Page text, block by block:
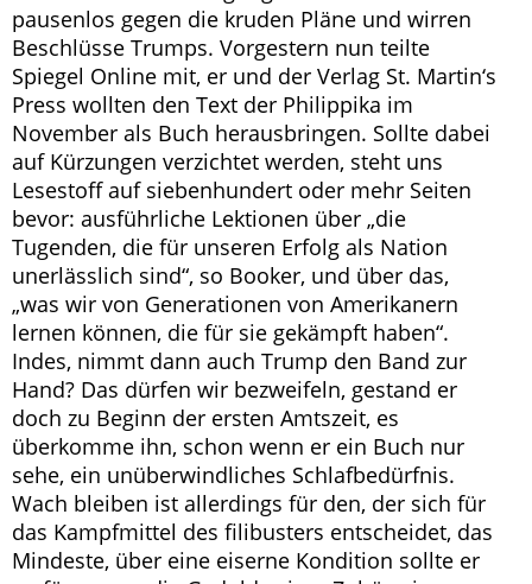
pausenlos gegen die kruden Pläne und wirren
Beschlüsse Trumps. Vorgestern nun teilte
Spiegel Online mit, er und der Verlag St. Martin‘s
Press wollten den Text der Philippika im
November als Buch herausbringen. Sollte dabei
auf Kürzungen verzichtet werden, steht uns
Lesestoff auf siebenhundert oder mehr Seiten
bevor: ausführliche Lektionen über „die
Tugenden, die für unseren Erfolg als Nation
unerlässlich sind“, so Booker, und über das,
„was wir von Generationen von Amerikanern
lernen können, die für sie gekämpft haben“.
Indes, nimmt dann auch Trump den Band zur
Hand? Das dürfen wir bezweifeln, gestand er
doch zu Beginn der ersten Amtszeit, es
überkomme ihn, schon wenn er ein Buch nur
sehe, ein unüberwindliches Schlafbedürfnis.
Wach bleiben ist allerdings für den, der sich für
das Kampfmittel des filibusters entscheidet, das
Mindeste, über eine eiserne Kondition sollte er